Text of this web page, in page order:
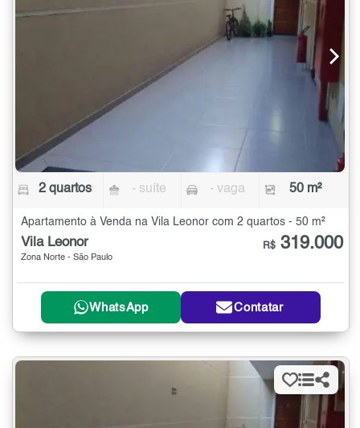
2 quartos - suíte - vaga 50 m²
Apartamento à Venda na Vila Leonor com 2 quartos - 50 m²
Vila Leonor
Zona Norte - São Paulo
R$ 319.000
WhatsApp Contatar